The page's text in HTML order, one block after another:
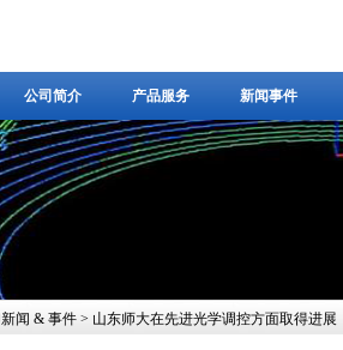
公司简介
公司简介
产品服务
产品服务
新闻事件
新闻事件
新闻 & 事件 > 山东师大在先进光学调控方面取得进展